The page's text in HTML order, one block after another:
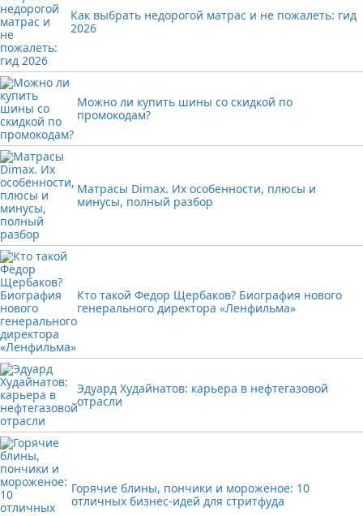
Как выбрать недорогой матрас и не пожалеть: гид
2026
Можно ли купить шины со скидкой по
промокодам?
Матрасы Dimax. Их особенности, плюсы и
минусы, полный разбор
Кто такой Федор Щербаков? Биография нового
генерального директора «Ленфильма»
Эдуард Худайнатов: карьера в нефтегазовой
отрасли
Горячие блины, пончики и мороженое: 10
отличных бизнес-идей для стритфуда